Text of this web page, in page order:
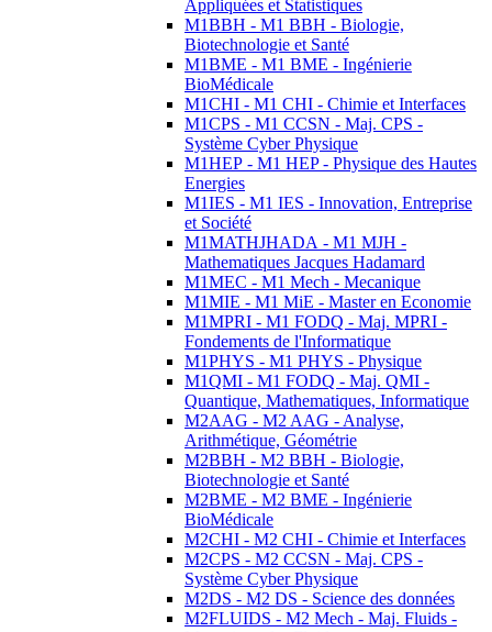
Appliquées et Statistiques
M1BBH - M1 BBH - Biologie,
Biotechnologie et Santé
M1BME - M1 BME - Ingénierie
BioMédicale
M1CHI - M1 CHI - Chimie et Interfaces
M1CPS - M1 CCSN - Maj. CPS -
Système Cyber Physique
M1HEP - M1 HEP - Physique des Hautes
Energies
M1IES - M1 IES - Innovation, Entreprise
et Société
M1MATHJHADA - M1 MJH -
Mathematiques Jacques Hadamard
M1MEC - M1 Mech - Mecanique
M1MIE - M1 MiE - Master en Economie
M1MPRI - M1 FODQ - Maj. MPRI -
Fondements de l'Informatique
M1PHYS - M1 PHYS - Physique
M1QMI - M1 FODQ - Maj. QMI -
Quantique, Mathematiques, Informatique
M2AAG - M2 AAG - Analyse,
Arithmétique, Géométrie
M2BBH - M2 BBH - Biologie,
Biotechnologie et Santé
M2BME - M2 BME - Ingénierie
BioMédicale
M2CHI - M2 CHI - Chimie et Interfaces
M2CPS - M2 CCSN - Maj. CPS -
Système Cyber Physique
M2DS - M2 DS - Science des données
M2FLUIDS - M2 Mech - Maj. Fluids -